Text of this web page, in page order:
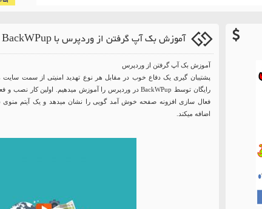
آموزش بک آپ گرفتن از وردپرس با BackWPup
آموزش بک آپ گرفتن از وردپرس
پشتیبان گیری یک دفاع خوب در مقابل هر نوع تهدید امنیتی از سمت سایت
رایگان توسط BackWPup در وردپرس را آموزش میدهیم. اولین کار نصب و فعال سازی افزونه
اضافه میکند.